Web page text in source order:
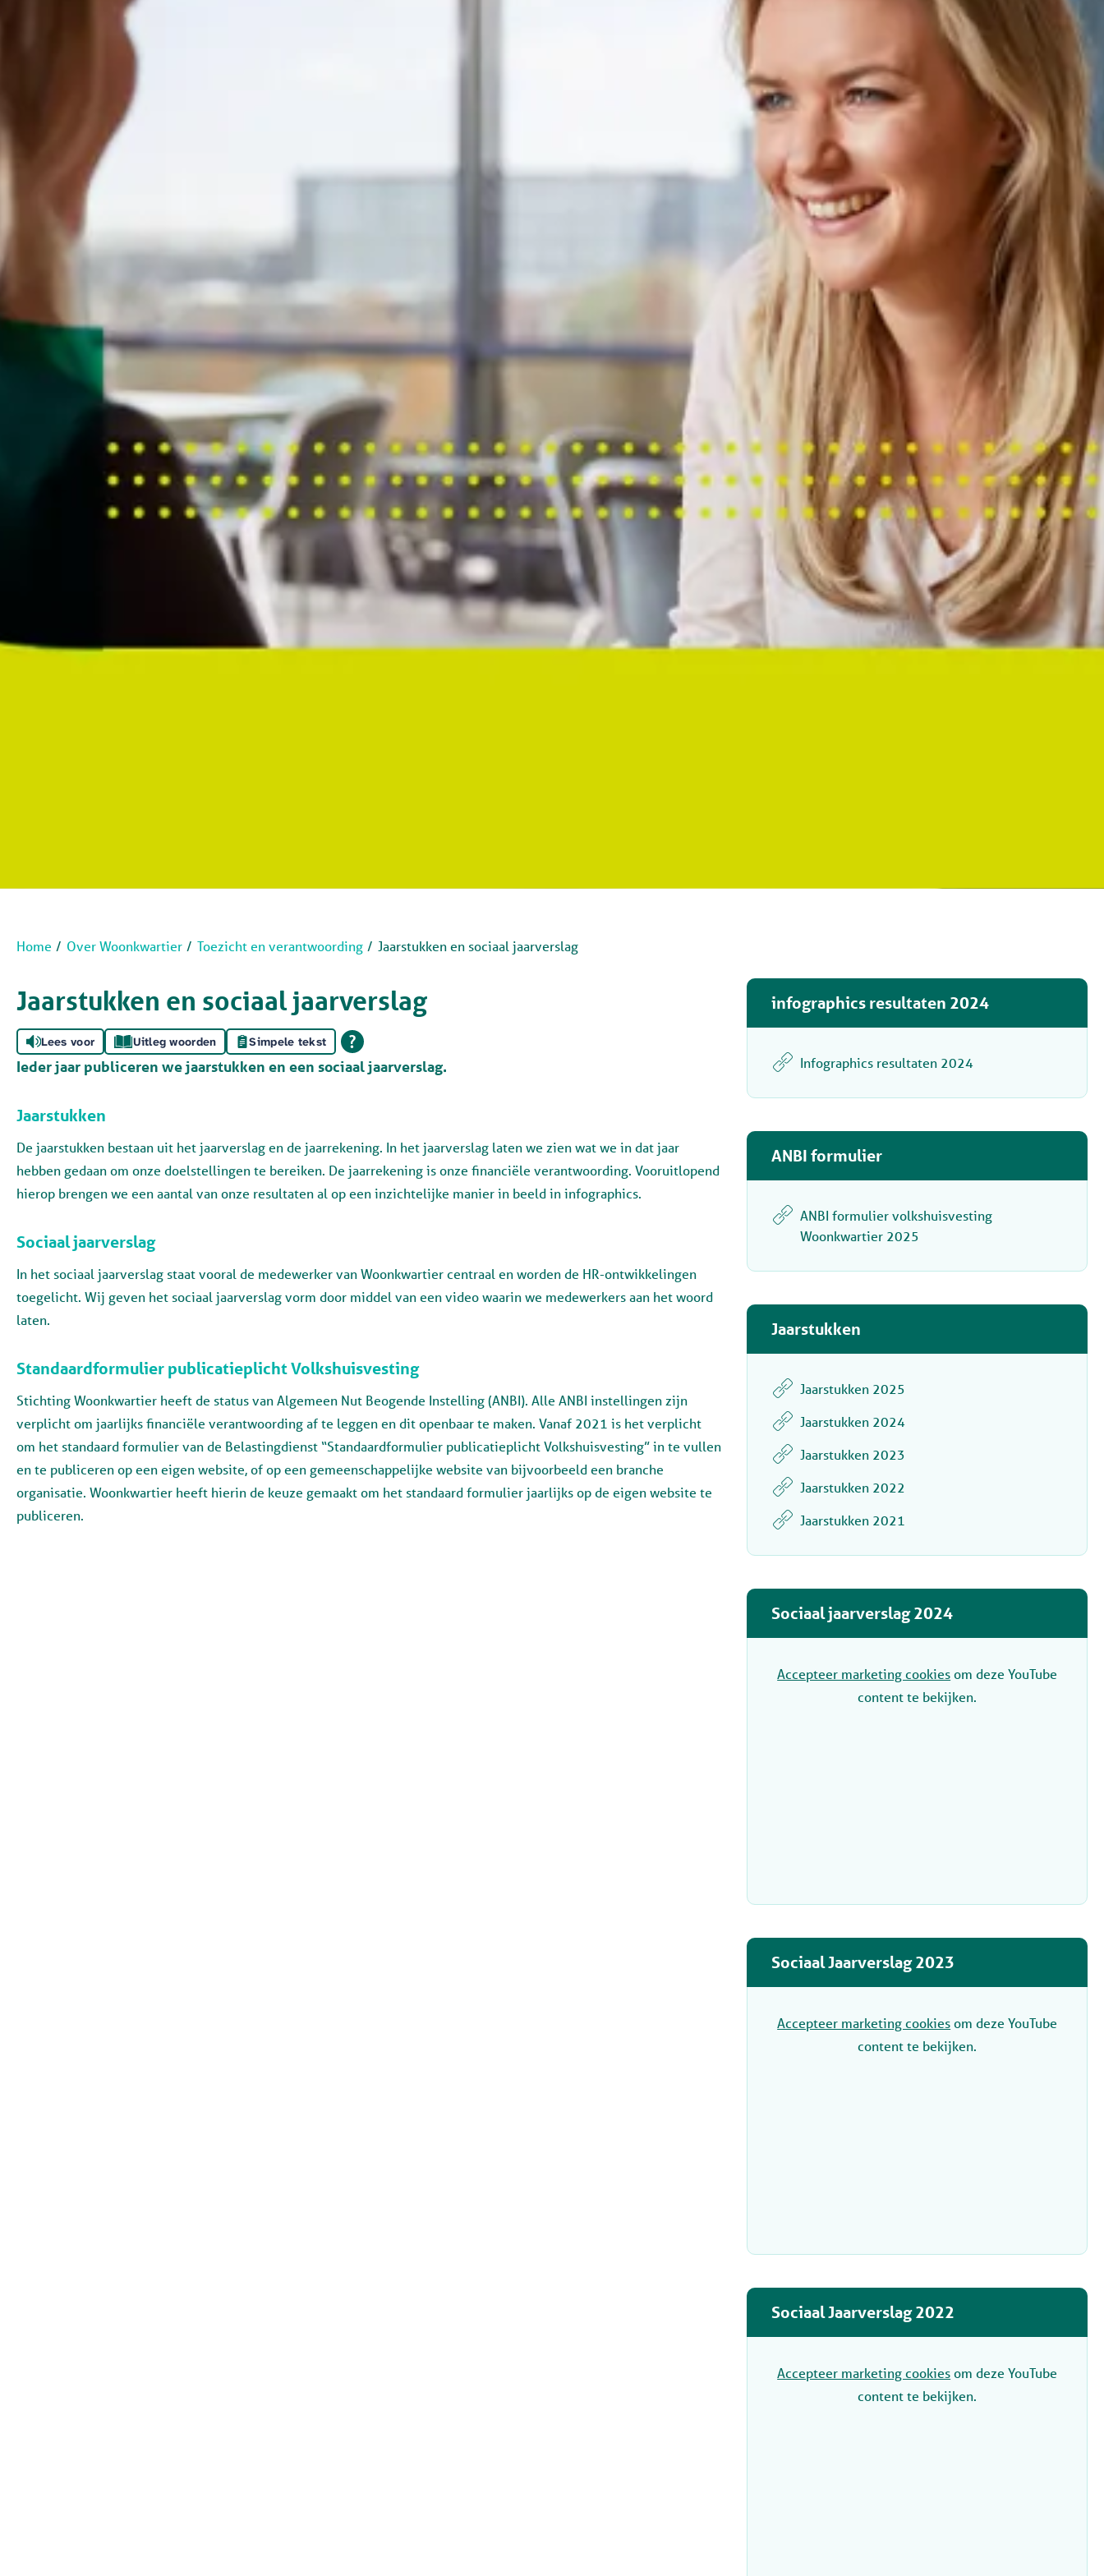
Home Over Woonkwartier Toezicht en verantwoording Jaarstukken en sociaal jaarverslag
Jaarstukken en sociaal jaarverslag
Lees voor Uitleg woorden Simpele tekst
Ieder jaar publiceren we jaarstukken en een sociaal jaarverslag.
Jaarstukken
De jaarstukken bestaan uit het jaarverslag en de jaarrekening. In het jaarverslag laten we zien wat we in dat jaar
hebben gedaan om onze doelstellingen te bereiken. De jaarrekening is onze financiële verantwoording. Vooruitlopend
hierop brengen we een aantal van onze resultaten al op een inzichtelijke manier in beeld in infographics.
Sociaal jaarverslag
In het sociaal jaarverslag staat vooral de medewerker van Woonkwartier centraal en worden de HR-ontwikkelingen
toegelicht. Wij geven het sociaal jaarverslag vorm door middel van een video waarin we medewerkers aan het woord
laten.
Standaardformulier publicatieplicht Volkshuisvesting
Stichting Woonkwartier heeft de status van Algemeen Nut Beogende Instelling (ANBI). Alle ANBI instellingen zijn
verplicht om jaarlijks financiële verantwoording af te leggen en dit openbaar te maken. Vanaf 2021 is het verplicht
om het standaard formulier van de Belastingdienst “Standaardformulier publicatieplicht Volkshuisvesting” in te vullen
en te publiceren op een eigen website, of op een gemeenschappelijke website van bijvoorbeeld een branche
organisatie. Woonkwartier heeft hierin de keuze gemaakt om het standaard formulier jaarlijks op de eigen website te
publiceren.
infographics resultaten 2024
Infographics resultaten 2024
ANBI formulier
ANBI formulier volkshuisvesting
Woonkwartier 2025
Jaarstukken
Jaarstukken 2025
Jaarstukken 2024
Jaarstukken 2023
Jaarstukken 2022
Jaarstukken 2021
Sociaal jaarverslag 2024
Accepteer marketing cookiesom deze YouTube
content te bekijken.
Sociaal Jaarverslag 2023
Accepteer marketing cookiesom deze YouTube
content te bekijken.
Sociaal Jaarverslag 2022
Accepteer marketing cookiesom deze YouTube
content te bekijken.